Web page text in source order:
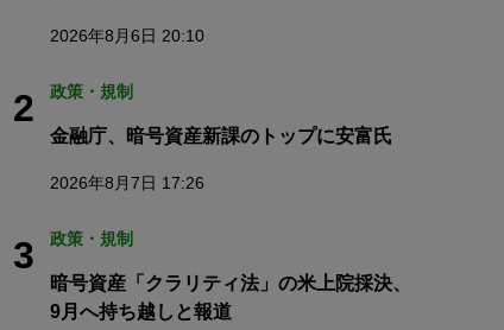
2026年8月6日 20:10
2 政策・規制
金融庁、暗号資産新課のトップに安富氏
2026年8月7日 17:26
3 政策・規制
暗号資産「クラリティ法」の米上院採決、
9月へ持ち越しと報道